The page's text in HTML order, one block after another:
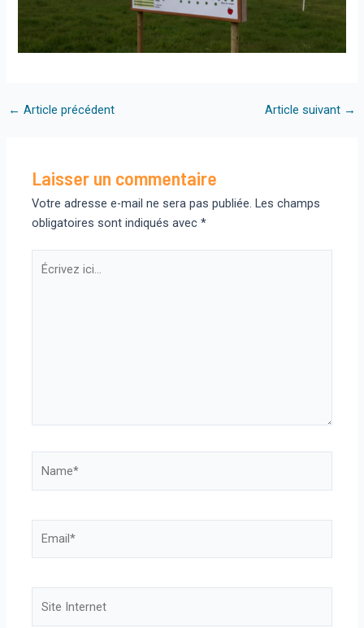
Navigation
← Article précédent Article suivant →
Laisser un commentaire
Votre adresse e-mail ne sera pas publiée. Les champs
obligatoires sont indiqués avec*
Écrivez
Internet